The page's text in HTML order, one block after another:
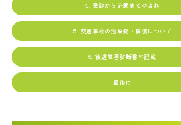
4. 受診から治療までの流れ
5. 交通事故の治療費・補償について
6. 後遺障害診断書の記載
最後に